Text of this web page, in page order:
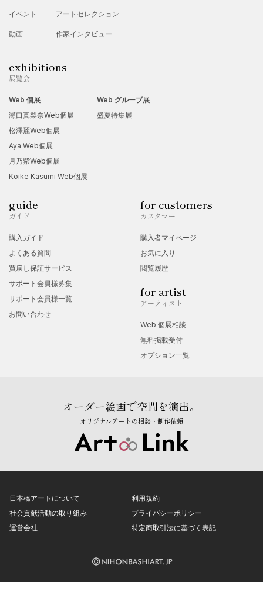
イベント
動画
アートセレクション
作家インタビュー
exhibitions
展覧会
Web 個展
瀬口真梨奈Web個展
松澤麗Web個展
Aya Web個展
月乃紫Web個展
Koike Kasumi Web個展
Web グループ展
盛夏特集展
guide
ガイド
購入ガイド
よくある質問
買戻し保証サービス
サポート会員様募集
サポート会員様一覧
お問い合わせ
for customers
カスタマー
購入者マイページ
お気に入り
閲覧履歴
for artist
アーティスト
Web 個展相談
無料掲載受付
オプション一覧
オーダー絵画で空間を演出。
オリジナルアートの相談・制作依頼
日本橋アートについて
社会貢献活動の取り組み
運営会社
利用規約
プライバシーポリシー
特定商取引法に基づく表記